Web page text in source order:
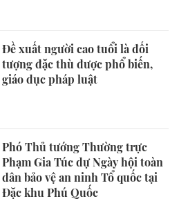
Đề xuất người cao tuổi là đối
tượng đặc thù được phổ biến,
giáo dục pháp luật
Phó Thủ tướng Thường trực
Phạm Gia Túc dự Ngày hội toàn
dân bảo vệ an ninh Tổ quốc tại
Đặc khu Phú Quốc